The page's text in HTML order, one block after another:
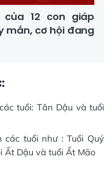
12 con giáp
mắn, cơ hội đang
tuổi: Tân Dậu và tuổi
các tuổi như : Tuổi Quý
Ất Dậu và tuổi Ất Mão